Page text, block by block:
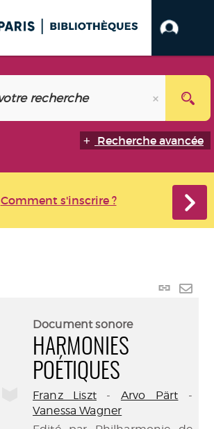
Recherche avancée
Comment s'inscrire ?
Lien
Document sonore
HARMONIES
POÉTIQUES
Franz Liszt- Arvo Pärt -
Vanessa Wagner